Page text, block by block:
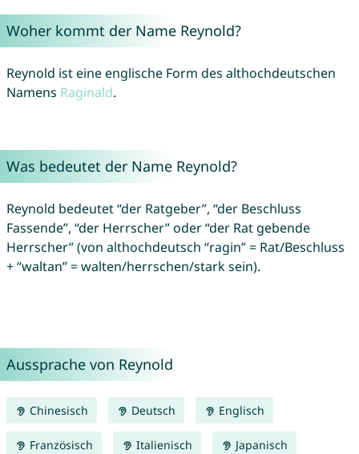
Woher kommt der Name Reynold?
Reynold ist eine englische Form des althochdeutschen
Namens Raginald.
Was bedeutet der Name Reynold?
Reynold bedeutet “der Ratgeber”, “der Beschluss
Fassende”, “der Herrscher” oder “der Rat gebende
Herrscher” (von althochdeutsch “ragin” = Rat/Beschluss
+ “waltan” = walten/herrschen/stark sein).
Aussprache von Reynold
Chinesisch Deutsch Englisch
Französisch Italienisch Japanisch